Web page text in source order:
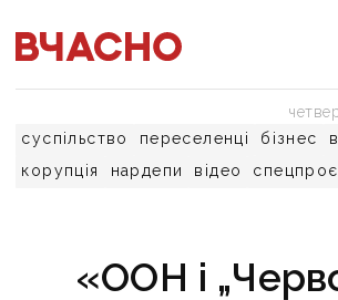
суспільство переселенці бізнес
корупція
нардепи відео
«ООН і